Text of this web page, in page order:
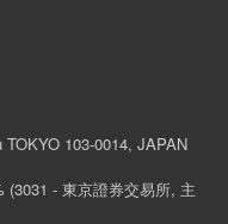
103-0014, JAPAN
(3031 - 東京證券交易所, 主